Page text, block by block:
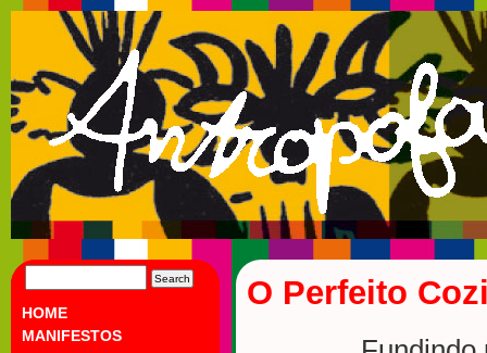
FOR:
HOME
MANIFESTOS
O Perfeito